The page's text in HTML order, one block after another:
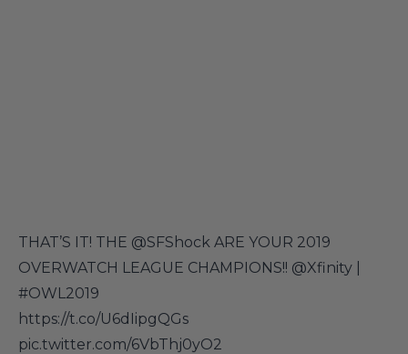
THAT’S IT! THE @SFShock ARE YOUR 2019
OVERWATCH LEAGUE CHAMPIONS!! @Xfinity
#OWL2019
https://t.co/U6dIipgQGs
pic.twitter.com/6VbThj0yO2